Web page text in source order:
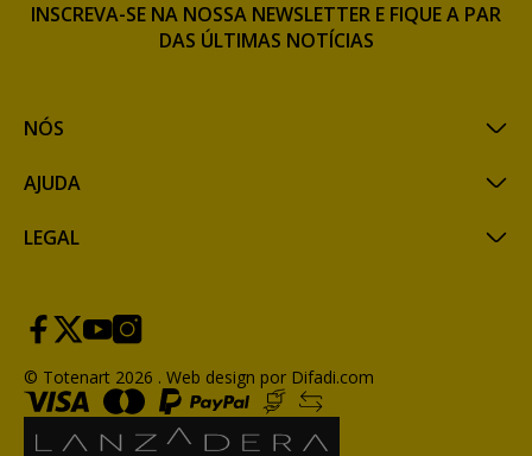
NÓS
AJUDA
LEGAL
INSCREVA-SE NA NOSSA NEWSLETTER E FIQUE A PAR
DAS ÚLTIMAS NOTÍCIAS
© Totenart 2026 . Web design por Difadi.com